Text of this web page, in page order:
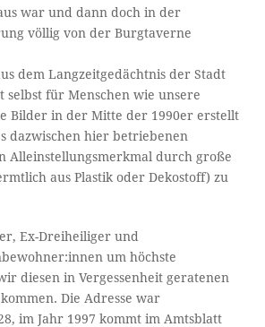
war und dann doch in der
völlig von der Burgtaverne
dem Langzeitgedächtnis der Stadt
selbst für Menschen wie unsere
Bilder in der Mitte der 1990er erstellt
dazwischen hier betriebenen
Alleinstellungsmerkmal durch große
aus Plastik oder Dekostoff) zu
Ex-Dreiheiliger und
um höchste
diesen in Vergessenheit geratenen
Die Adresse war
im Jahr 1997 kommt im Amtsblatt